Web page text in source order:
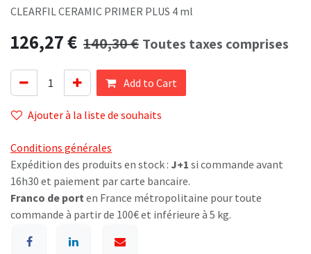
CLEARFIL CERAMIC PRIMER PLUS 4 ml
126,27€ 140,30€ Toutes taxes comprises
Add to Cart
Ajouter à la liste de souhaits
Conditions générales
Expédition des produits en stock : J+1 si commande avant
16h30 et paiement par carte bancaire.
Franco de port en France métropolitaine pour toute
commande à partir de 100€ et inférieure à 5 kg.